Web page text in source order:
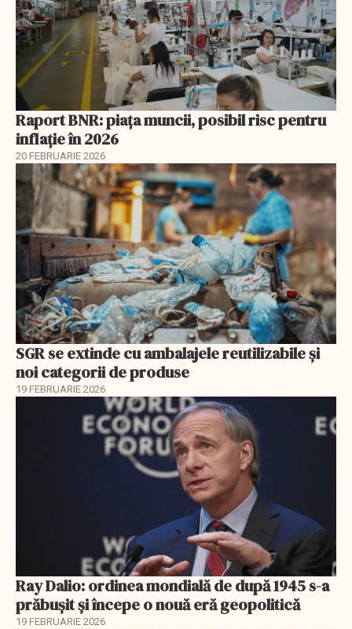
Raport BNR: piața muncii, posibil risc pentru
inflație în 2026
20 FEBRUARIE 2026
SGR se extinde cu ambalajele reutilizabile și
noi categorii de produse
19 FEBRUARIE 2026
Ray Dalio: ordinea mondială de după 1945 s-a
prăbușit și începe o nouă eră geopolitică
19 FEBRUARIE 2026